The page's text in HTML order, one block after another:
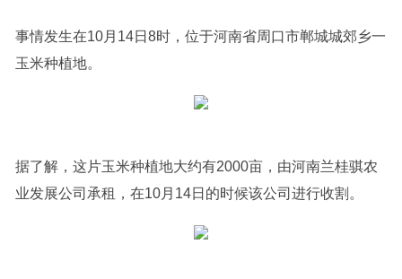
事情发生在10月14日8时，位于河南省周口市郸城城郊乡一
玉米种植地。
据了解，这片玉米种植地大约有2000亩，由河南兰桂骐农
业发展公司承租，在10月14日的时候该公司进行收割。